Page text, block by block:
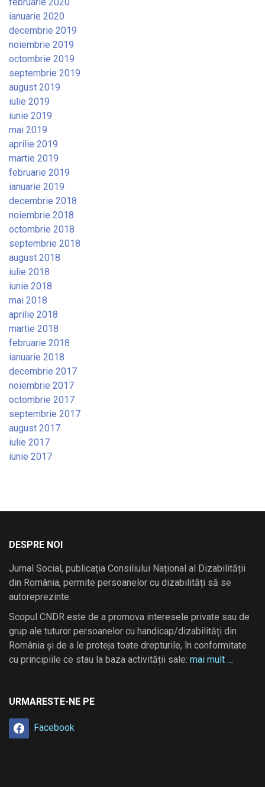
ianuarie 2020
decembrie 2019
noiembrie 2019
octombrie 2019
septembrie 2019
august 2019
iulie 2019
iunie 2019
mai 2019
aprilie 2019
martie 2019
februarie 2019
ianuarie 2019
decembrie 2018
noiembrie 2018
octombrie 2018
septembrie 2018
august 2018
iulie 2018
iunie 2018
mai 2018
aprilie 2018
martie 2018
februarie 2018
ianuarie 2018
decembrie 2017
noiembrie 2017
octombrie 2017
septembrie 2017
august 2017
iulie 2017
iunie 2017
DESPRE NOI
Jurnal Social, publicația Consiliului Național al Dizabilității
din România, permite persoanelor cu dizabilități să se
autoreprezinte.
Scopul CNDR este de a promova interesele private sau de
grup ale tuturor persoanelor cu handicap/dizabilități din
România și de a le proteja toate drepturile, în conformitate
cu principiile ce stau la baza activității sale: mai mult …
URMARESTE-NE PE
Facebook